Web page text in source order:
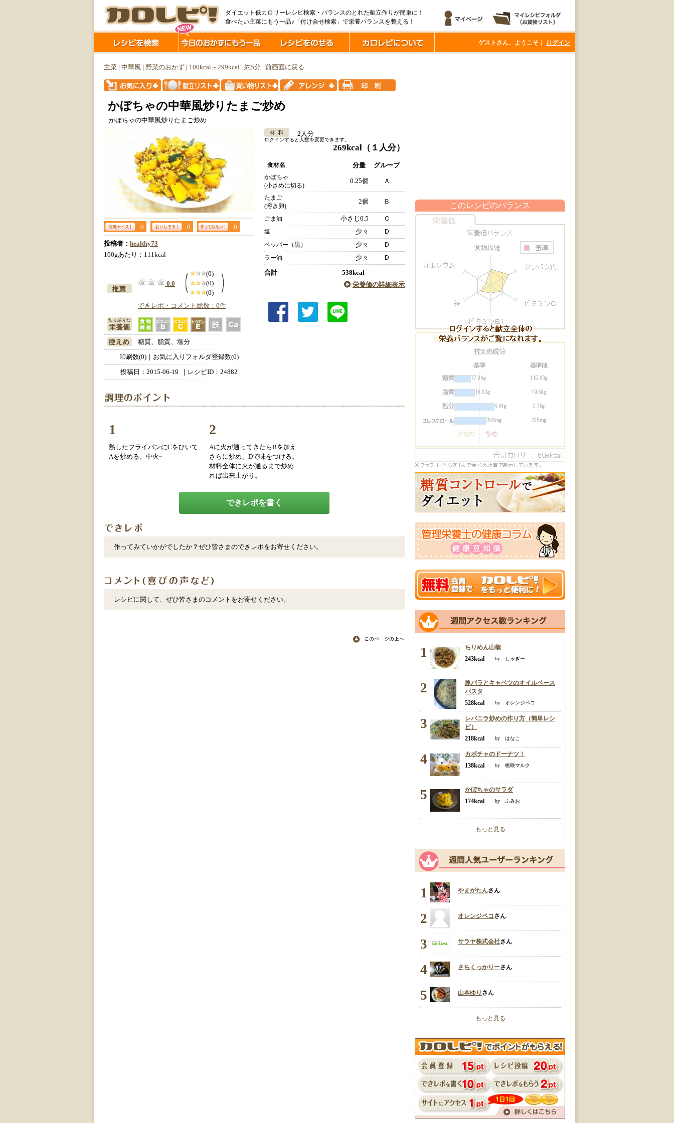
ダイエット低カロリーレシピ検索・バランスのとれた献立作りが簡単に！
食べたい主菜にもう一品♪「付け合せ検索」で栄養バランスを整える！
ゲストさん、ようこそ｜ ログイン
主菜 中華風 野菜のおかず 100kcal～299kcal 約5分 前画面に戻る
かぼちゃの中華風炒りたまご炒め
かぼちゃの中華風炒りたまご炒め
0 0 0
投稿者： healthy73
100gあたり：111kcal
0.0
(0)
(0)
(0)
できレポ・コメント総数：0件
糖質、脂質、塩分
印刷数(0)｜お気に入りフォルダ登録数(0)
投稿日： 2015-06-19 ｜レシピID：24882
2人分
ログインすると人数を変更できます。
269kcal （１人分）
食材名 分量 グループ
かぼちゃ
(小さめに切る)
0.25個 Ａ
たまご
(溶き卵)
2個 Ｂ
ごま油 小さじ0.5 Ｃ
塩 少々 Ｄ
ペッパー（黒） 少々 Ｄ
ラー油 少々 Ｄ
合計
538kcal
栄養価の詳細表示
1
熱したフライパンにCをひいて
Aを炒める。中火~
2
Aに火が通ってきたらBを加え
さらに炒め、Dで味をつける。
材料全体に火が通るまで炒め
れば出来上がり。
できレポを書く
作ってみていかがでしたか？ぜひ皆さまのできレポをお寄せください。
レシピに関して、ぜひ皆さまのコメントをお寄せください。
このレシピのバランス
1
ちりめん山椒
243kcal
by しゃぎー
2
豚バラとキャベツのオイルベース
パスタ
528kcal
by オレンジペコ
3
レバニラ炒めの作り方（簡単レシ
ピ）
218kcal
by はなこ
4
カボチャのドーナツ！
138kcal
by 桃咲マルク
5
かぼちゃのサラダ
174kcal
by ふみお
もっと見る
1 やまがたんさん
2 オレンジペコさん
3 サラヤ株式会社さん
4 さちくっかりーさん
5 山本ゆり さん
もっと見る